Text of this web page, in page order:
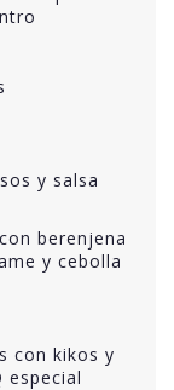
y salsa
berenjena
y cebolla
con kikos y
especial